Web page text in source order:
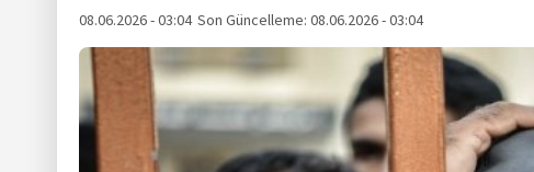
08.06.2026 - 03:04 Son Güncelleme:08.06.2026 - 03:04